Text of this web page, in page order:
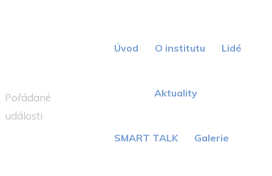
Úvod O institutu Lidé
Aktuality
SMART TALK Galerie
Pořádané
události